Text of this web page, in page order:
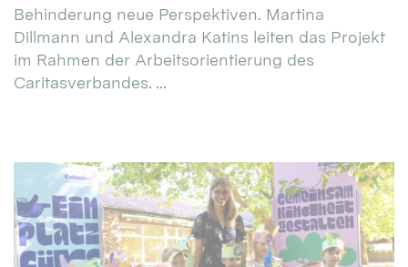
Behinderung neue Perspektiven. Martina
Dillmann und Alexandra Katins leiten das Projekt
im Rahmen der Arbeitsorientierung des
Caritasverbandes. ...